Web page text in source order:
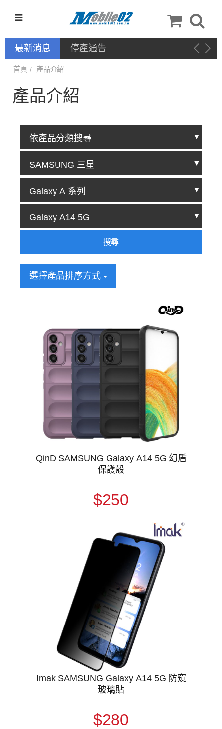
最新消息 停產通告
首頁 產品介紹
產品介紹
搜尋
選擇產品排序方式
QinD SAMSUNG Galaxy A14 5G 幻盾
保護殼
$250
Imak SAMSUNG Galaxy A14 5G 防窺
玻璃貼
$280